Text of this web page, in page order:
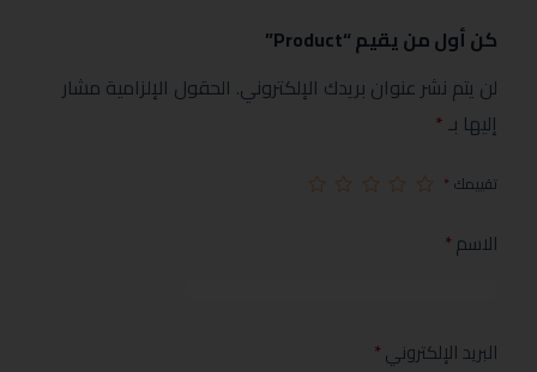
كن أول من يقيم “Product”
لن يتم نشر عنوان بريدك الإلكتروني. الحقول الإلزامية مشار
إليها بـ*
تقييمك *
الاسم*
البريد الإلكتروني*